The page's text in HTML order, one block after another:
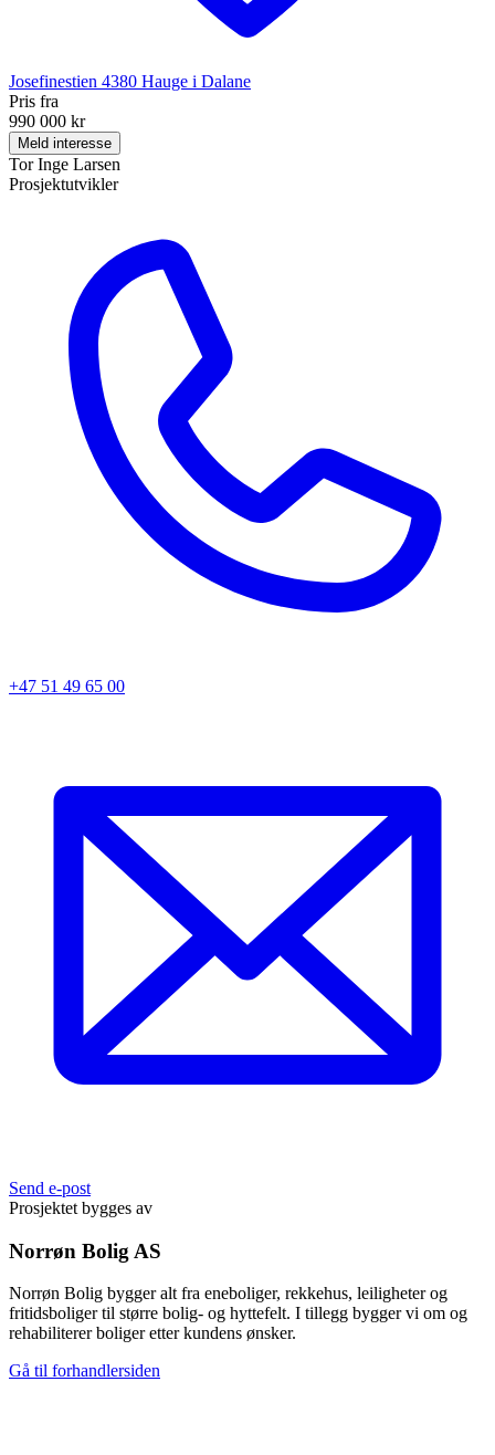
Josefinestien 4380 Hauge i Dalane
Pris fra
990 000 kr
Meld interesse
Tor Inge Larsen
Prosjektutvikler
+47 51 49 65 00
Send e-post
Prosjektet bygges av
Norrøn Bolig AS
Norrøn Bolig bygger alt fra eneboliger, rekkehus, leiligheter og
fritidsboliger til større bolig- og hyttefelt. I tillegg bygger vi om og
rehabiliterer boliger etter kundens ønsker.
Gå til forhandlersiden